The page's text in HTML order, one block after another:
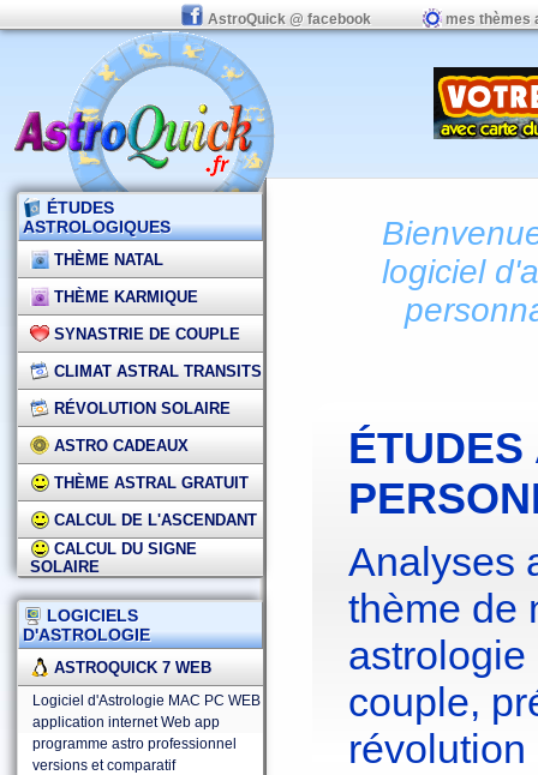
AstroQuick @ facebook mes thèmes
ÉTUDES
ASTROLOGIQUES
THÈME NATAL
THÈME KARMIQUE
SYNASTRIE DE COUPLE
CLIMAT ASTRAL TRANSITS
RÉVOLUTION SOLAIRE
ASTRO CADEAUX
THÈME ASTRAL GRATUIT
CALCUL DE L'ASCENDANT
CALCUL DU SIGNE
SOLAIRE
LOGICIELS
D'ASTROLOGIE
ASTROQUICK 7 WEB
Logiciel d'Astrologie MAC PC WEB
application internet Web app
programme astro professionnel
versions et comparatif
logiciel
Analyses
thème de
couple,